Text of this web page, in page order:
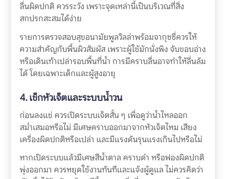
ลื่นผิดปกติ ควรระวัง เพราะจุดเหล่านี้เป็นบริเวณที่สิ่ง
สกปรกสะสมได้ง่าย
รายการตรวจสอบสุขอนามัยพูลวิลล่าพร้อมจากุซซี่ควรให้
ความสำคัญกับพื้นผิวสัมผัส เพราะผู้ใช้มักนั่งพิง จับขอบอ่าง
หรือเดินเท้าเปล่ารอบพื้นที่น้ำ การมีคราบลื่นอาจทำให้ลื่นล้ม
ได้ โดยเฉพาะเด็กและผู้สูงอายุ
4. เช็กหัวเจ็ตและระบบน้ำวน
ก่อนลงแช่ ควรเปิดระบบเจ็ตสั้น ๆ เพื่อดูว่าน้ำไหลออก
สม่ำเสมอหรือไม่ มีเศษคราบออกมาจากหัวเจ็ตไหม เสียง
เครื่องผิดปกติหรือเปล่า และมีแรงดันรุนแรงเกินไปหรือไม่
หากเปิดระบบแล้วมีเศษสีน้ำตาล คราบดำ หรือฟองผิดปกติ
พุ่งออกมา ควรหยุดใช้งานทันทีและแจ้งผู้ดูแล ไม่ควรคิดว่า